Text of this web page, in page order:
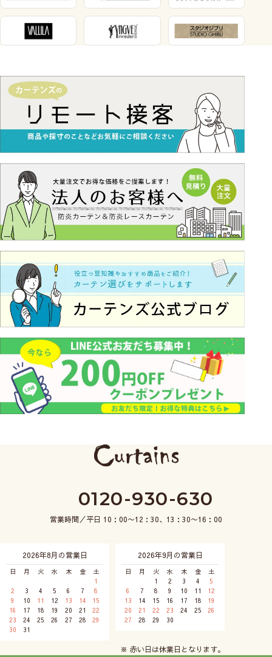
0120-930-630
営業時間／平日 10：00〜12：30、13：30〜16：00
2026年8月の営業日
日 月 火 水 木 金
土
1
2
3 4 5 6 7
8
9
10 11 12 13 14
15
16
17 18 19 20 21
22
23
24 25 26 27 28
29
30
31
2026年9月の営業日
日 月 火 水 木 金
土
1
2 3 4
5
6
7 8 9 10 11
12
13
14 15 16 17 18
19
20
21 22 23 24 25
26
27
28 29 30
※ 赤い日は休業日となります。